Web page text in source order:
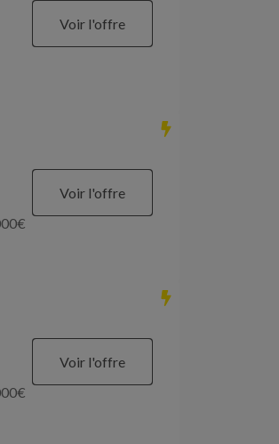
Voir l'offre
€
Voir l'offre
€
Voir l'offre